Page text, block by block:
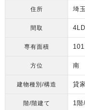
住所 埼
間取
専有面積
方位 南
建物種別/構造 貸
階/階建て 1階